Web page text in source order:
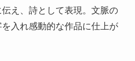
え、詩として表現。文脈の
入れ感動的な作品に仕上が